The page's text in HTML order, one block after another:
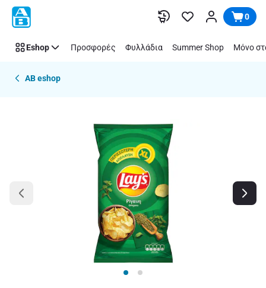
Παράλειψη 0
Eshop Προσφορές Φυλλάδια Summer Shop Μόνο
AB eshop